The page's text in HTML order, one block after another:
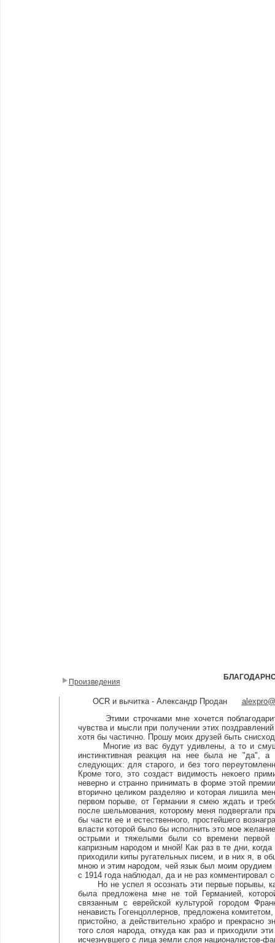
Произведения
OCR и вычитка - Александр Продан
Этими строчками мне хочется
чувства и мысли при получении этих
хотя бы частично. Прошу моих друзей быть
Многие из вас будут удивлены, а то и
инстинктивная реакция на нее была не "да", а
следующих: для старого, и без того
Кроме того, это создаст видимость некоего
неверно и странно принимать в форме этой
вторично целиком разделяю и которая лишила
первом порыве, от Германии я смею ждать и
после шельмования, которому меня подвергали
бы части ее и естественного, простейшего
власти которой было бы исполнить это мое
острыми и тяжелыми были со времени первой
капризным народом и мной! Как раз в те дни,
приходили кипы ругательных писем, и в них я, в
мною и этим народом, чей язык был моим орудием
с 1914 года наблюдал, да и не раз комментировал
Но не успел я осознать эти первые порывы,
была предложена мне не той Германией,
связанным с еврейской культурой городом
ненависть Гогенцоллернов, предложена
пристойно, а действительно храбро и
того слоя народа, откуда как раз и приходили
исчезнувшего с лица земли слоя националистов-